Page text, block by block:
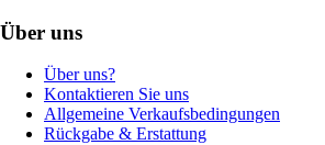
Über uns
Über uns?
Kontaktieren Sie uns
Allgemeine Verkaufsbedingungen
Rückgabe & Erstattung